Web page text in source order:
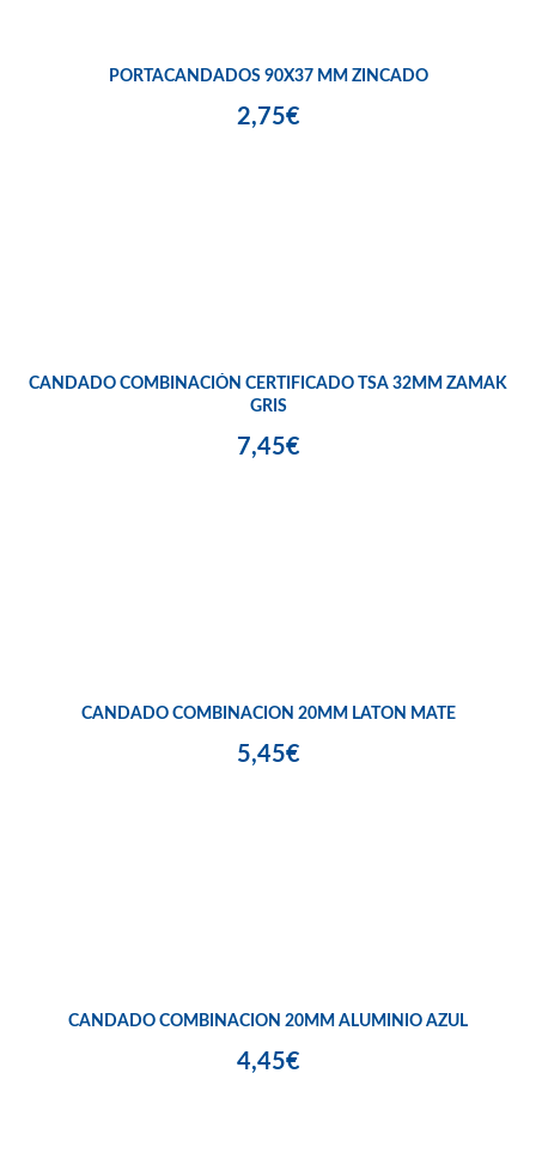
PORTACANDADOS 90X37 MM ZINCADO
2,75€
CANDADO COMBINACIÓN CERTIFICADO TSA 32MM ZAMAK
GRIS
7,45€
CANDADO COMBINACION 20MM LATON MATE
5,45€
CANDADO COMBINACION 20MM ALUMINIO AZUL
4,45€